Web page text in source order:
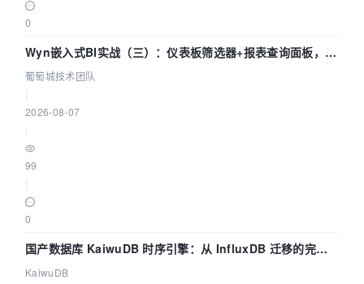
0
Wyn嵌入式BI实战（三）：仪表板筛选器+报表查询面板，参
数联动全闭环
葡萄城技术团队
2026-08-07
99
0
国产数据库 KaiwuDB 时序引擎：从 InfluxDB 迁移的完整
技术路径
KaiwuDB